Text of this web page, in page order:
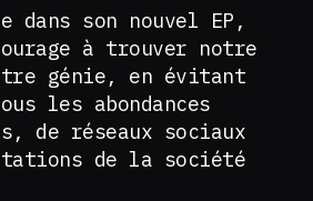
dans son nouvel EP,
à trouver notre
génie, en évitant
les abondances
de réseaux sociaux
de la société